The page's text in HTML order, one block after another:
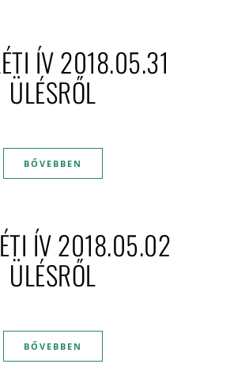
ÍV 2018.05.31
ÜLÉSRŐL
BŐVEBBEN
ÍV 2018.05.02
ÜLÉSRŐL
BŐVEBBEN